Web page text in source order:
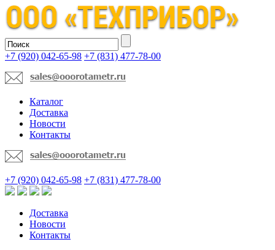
+7 (920) 042-65-98 +7 (831) 477-78-00
Каталог
Доставка
Новости
Контакты
+7 (920) 042-65-98 +7 (831) 477-78-00
Доставка
Новости
Контакты